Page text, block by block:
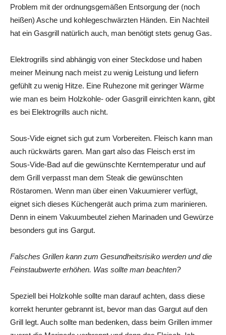
Problem mit der ordnungsgemäßen Entsorgung der (noch
heißen) Asche und kohlegeschwärzten Händen. Ein Nachteil
hat ein Gasgrill natürlich auch, man benötigt stets genug Gas.
Elektrogrills sind abhängig von einer Steckdose und haben
meiner Meinung nach meist zu wenig Leistung und liefern
gefühlt zu wenig Hitze. Eine Ruhezone mit geringer Wärme
wie man es beim Holzkohle- oder Gasgrill einrichten kann, gibt
es bei Elektrogrills auch nicht.
Sous-Vide eignet sich gut zum Vorbereiten. Fleisch kann man
auch rückwärts garen. Man gart also das Fleisch erst im
Sous-Vide-Bad auf die gewünschte Kerntemperatur und auf
dem Grill verpasst man dem Steak die gewünschten
Röstaromen. Wenn man über einen Vakuumierer verfügt,
eignet sich dieses Küchengerät auch prima zum marinieren.
Denn in einem Vakuumbeutel ziehen Marinaden und Gewürze
besonders gut ins Gargut.
Falsches Grillen kann zum Gesundheitsrisiko werden und die
Feinstaubwerte erhöhen. Was sollte man beachten?
Speziell bei Holzkohle sollte man darauf achten, dass diese
korrekt herunter gebrannt ist, bevor man das Gargut auf den
Grill legt. Auch sollte man bedenken, dass beim Grillen immer